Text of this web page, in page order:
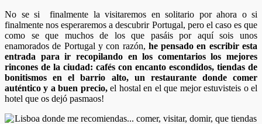
No se si finalmente la visitaremos en solitario por ahora o si
finalmente nos esperaremos a descubrir Portugal, pero el caso es que
como se que muchos de los que pasáis por aquí sois unos
enamorados de Portugal y con razón, he pensado en escribir esta
entrada para ir recopilando en los comentarios los mejores
rincones de la ciudad: cafés con encanto escondidos, tiendas de
bonitismos en el barrio alto,
un restaurante donde comer
auténtico y a buen precio,el hostal en el que mejor estuvisteis o el
hotel que os dejó pasmaos!